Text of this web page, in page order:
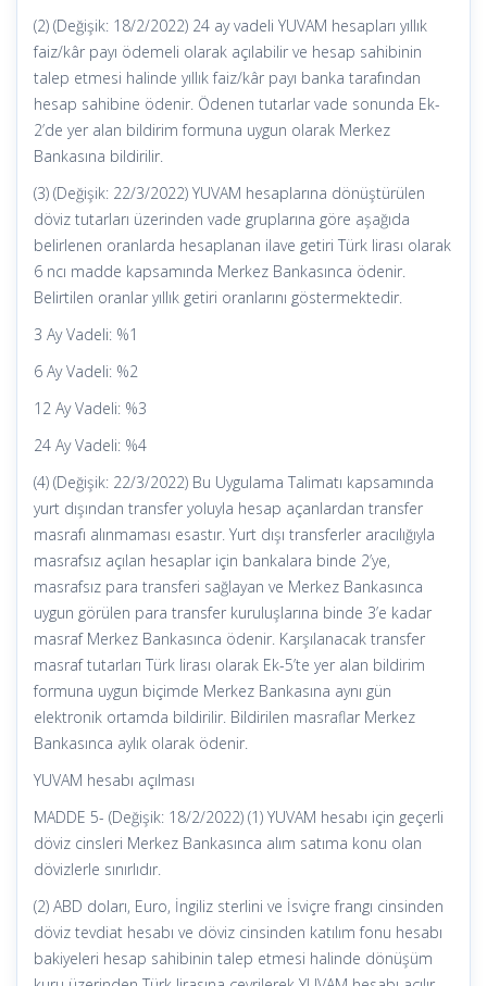
(2) (Değişik: 18/2/2022) 24 ay vadeli YUVAM hesapları yıllık
faiz/kâr payı ödemeli olarak açılabilir ve hesap sahibinin
talep etmesi halinde yıllık faiz/kâr payı banka tarafından
hesap sahibine ödenir. Ödenen tutarlar vade sonunda Ek-
2’de yer alan bildirim formuna uygun olarak Merkez
Bankasına bildirilir.
(3) (Değişik: 22/3/2022) YUVAM hesaplarına dönüştürülen
döviz tutarları üzerinden vade gruplarına göre aşağıda
belirlenen oranlarda hesaplanan ilave getiri Türk lirası olarak
6 ncı madde kapsamında Merkez Bankasınca ödenir.
Belirtilen oranlar yıllık getiri oranlarını göstermektedir.
3 Ay Vadeli: %1
6 Ay Vadeli: %2
12 Ay Vadeli: %3
24 Ay Vadeli: %4
(4) (Değişik: 22/3/2022) Bu Uygulama Talimatı kapsamında
yurt dışından transfer yoluyla hesap açanlardan transfer
masrafı alınmaması esastır. Yurt dışı transferler aracılığıyla
masrafsız açılan hesaplar için bankalara binde 2’ye,
masrafsız para transferi sağlayan ve Merkez Bankasınca
uygun görülen para transfer kuruluşlarına binde 3’e kadar
masraf Merkez Bankasınca ödenir. Karşılanacak transfer
masraf tutarları Türk lirası olarak Ek-5’te yer alan bildirim
formuna uygun biçimde Merkez Bankasına aynı gün
elektronik ortamda bildirilir. Bildirilen masraflar Merkez
Bankasınca aylık olarak ödenir.
YUVAM hesabı açılması
MADDE 5- (Değişik: 18/2/2022) (1) YUVAM hesabı için geçerli
döviz cinsleri Merkez Bankasınca alım satıma konu olan
dövizlerle sınırlıdır.
(2) ABD doları, Euro, İngiliz sterlini ve İsviçre frangı cinsinden
döviz tevdiat hesabı ve döviz cinsinden katılım fonu hesabı
bakiyeleri hesap sahibinin talep etmesi halinde dönüşüm